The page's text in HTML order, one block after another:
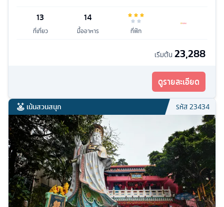
13
ที่เที่ยว
14
มื้ออาหาร ที่พัก
เริ่มต้น 23,288
ดูรายละเอียด
เน้นสวนสนุก รหัส23434